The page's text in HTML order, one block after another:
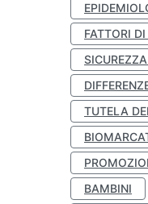
FATTORI
TUTELA
BAMBINI